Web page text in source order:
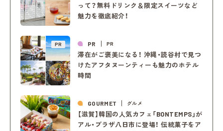
って？無料ドリンク＆限定スイーツなど
魅力を徹底紹介！
PR PR PR
滞在がご褒美になる！ 沖縄・読谷村で見つ
けたアフタヌーンティーも魅力のホテル
時間
GOURMET グルメ
【滋賀】韓国の人気カフェ「BONTEMPS」が
アル・プラザ八日市に登場！ 伝統菓子をア